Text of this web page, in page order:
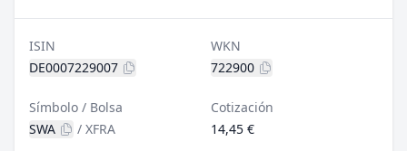
ISIN
DE0007229007
WKN
722900
Símbolo / Bolsa
SWA
/ XFRA
Cotización
14,45 €